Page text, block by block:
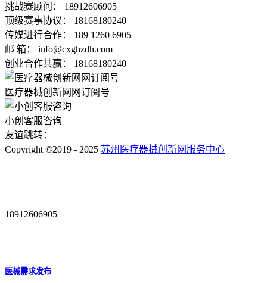
挑战赛顾问： 18912606905
顶级赛事协议： 18168180240
传媒进行合作： 189 1260 6905
邮 箱： info@cxghzdh.com
创业合作共赢： 18168180240
医疗器械创新网网订阅号
小创客服咨询
友谊跳转：
Copyright ©2019 - 2025 苏州医疗器械创新网服务中心
18912606905
医械需求发布